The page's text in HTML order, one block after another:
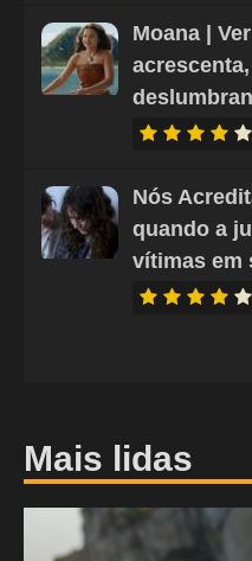
Moana |
Nós
quando a
vítimas em
Mais lidas